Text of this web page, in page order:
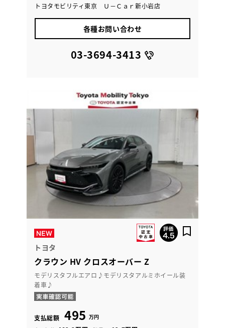
トヨタモビリティ東京 Ｕ－Ｃａｒ新小岩店
各種お問い合わせ
03-3694-3413
トヨタ
クラウン HV クロスオーバー Z
モデリスタフルエアロ♪モデリスタアルミホイール装
着車♪
支払総額 495 万円